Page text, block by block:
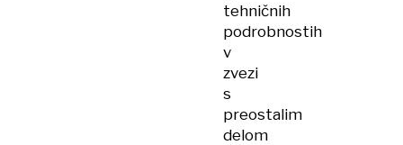
tehničnih
podrobnostih
v
zvezi
s
preostalim
delom